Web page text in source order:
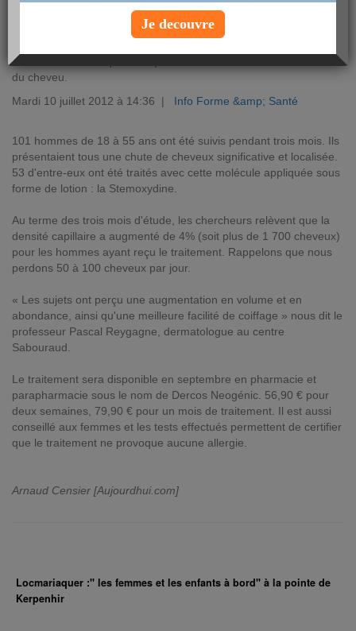
À 25, 35 ou 50 ans, la chute des cheveux est difficile à anticiper.
nouvelle molécule qui s'attaque directement aux cellules souches
du cheveu.
Mardi 10 juillet 2012 à 14:36 | Info Forme &amp; Santé
101 hommes de 18 à 55 ans ont été suivis pendant trois mois. Ils
présentaient tous une chute de cheveux significative et localisée.
53 d'entre-eux ont été traités avec cette molécule appliquée sous
forme de lotion : la Stemoxydine.
Au terme des trois mois d'étude, les chercheurs relèvent que la
densité capillaire a augmenté de 4% (soit plus de 1 700 cheveux)
pour les hommes ayant reçu le traitement. Rappelons que nous
perdons 50 à 100 cheveux par jour.
« Les sujets ont perçu une augmentation en volume et en
abondance, ainsi qu'une meilleure facilité de coiffage » nous dit le
professeur Pascal Reygagne, dermatologue au centre
Sabouraud.
Le traitement sera disponible en septembre en pharmacie et
parapharmacie sous le nom de Dercos Neogénic. 56,90 € pour
deux semaines, 79,90 € pour un mois de traitement. Il est aussi
conseillé aux femmes et les tests effectués permettent de certifier
que le traitement ne provoque aucune allergie.
Arnaud Censier [Aujourdhui.com]
Locmariaquer :" les femmes et les enfants à bord" à la pointe de
Kerpenhir
Je decouvre